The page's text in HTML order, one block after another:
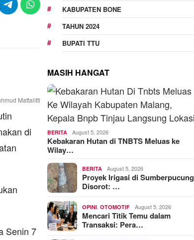
Mattalitti
di
Senin 7
KABUPATEN BONE
TAHUN 2024
BUPATI TTU
MASIH HANGAT
BERITA August 5, 2026
Kebakaran Hutan di TNBTS Meluas ke
Wilay…
BERITA August 5, 2026
Proyek Irigasi di Sumberpucung
Disorot: …
OPINI ,OTOMOTIF August 5, 2026
Mencari Titik Temu dalam
Transaksi: Pera…